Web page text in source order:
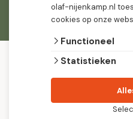
algemene voorwaarden
leveranciers die leveren met keurmerk.
olaf-nijenkamp.nl
cookies op onze
Functioneel
Statistieken